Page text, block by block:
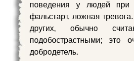
поведения у людей при
фальстарт, ложная
других, обычно
подобострастными; это
добродетель.